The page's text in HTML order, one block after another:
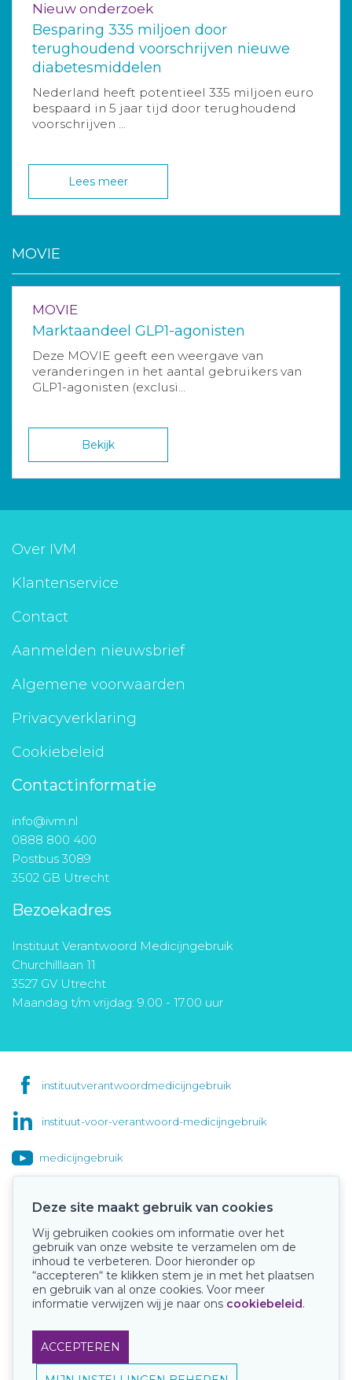
Nieuw onderzoek
Besparing 335 miljoen door
terughoudend voorschrijven nieuwe
diabetesmiddelen
Nederland heeft potentieel 335 miljoen euro
bespaard in 5 jaar tijd door terughoudend
voorschrijven ...
Lees meer
MOVIE
MOVIE
Marktaandeel GLP1-agonisten
Deze MOVIE geeft een weergave van
veranderingen in het aantal gebruikers van
GLP1-agonisten (exclusi...
Bekijk
Over IVM
Klantenservice
Contact
Aanmelden nieuwsbrief
Algemene voorwaarden
Privacyverklaring
Cookiebeleid
Contactinformatie
info@ivm.nl
0888 800 400
Postbus 3089
3502 GB Utrecht
Bezoekadres
Instituut Verantwoord Medicijngebruik
Churchilllaan 11
3527 GV Utrecht
Maandag t/m vrijdag: 9.00 - 17.00 uur
instituutverantwoordmedicijngebruik
instituut-voor-verantwoord-medicijngebruik
medicijngebruik
Onze keurmerken
Deze site maakt gebruik van cookies
Wij gebruiken cookies om informatie over het
gebruik van onze website te verzamelen om de
inhoud te verbeteren. Door hieronder op
“accepteren“ te klikken stem je in met het plaatsen
en gebruik van al onze cookies. Voor meer
informatie verwijzen wij je naar ons cookiebeleid.
ACCEPTEREN